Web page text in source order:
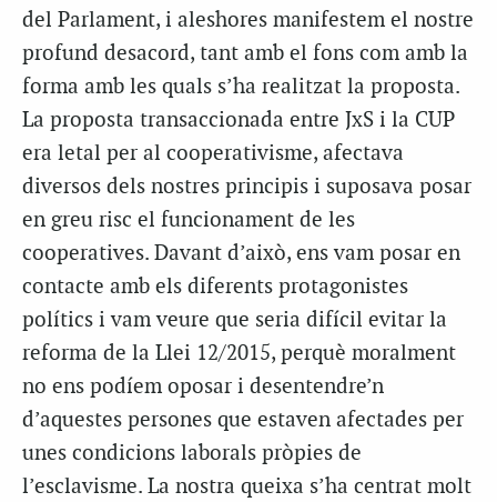
del Parlament, i aleshores manifestem el nostre
profund desacord, tant amb el fons com amb la
forma amb les quals s’ha realitzat la proposta.
La proposta transaccionada entre JxS i la CUP
era letal per al cooperativisme, afectava
diversos dels nostres principis i suposava posar
en greu risc el funcionament de les
cooperatives. Davant d’això, ens vam posar en
contacte amb els diferents protagonistes
polítics i vam veure que seria difícil evitar la
reforma de la Llei 12/2015, perquè moralment
no ens podíem oposar i desentendre’n
d’aquestes persones que estaven afectades per
unes condicions laborals pròpies de
l’esclavisme. La nostra queixa s’ha centrat molt